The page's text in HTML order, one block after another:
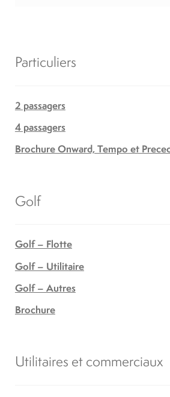
Particuliers
2 passagers
4 passagers
Brochure Onward, Tempo et
Golf
Golf – Flotte
Golf – Utilitaire
Golf – Autres
Brochure
Utilitaires et commerciaux